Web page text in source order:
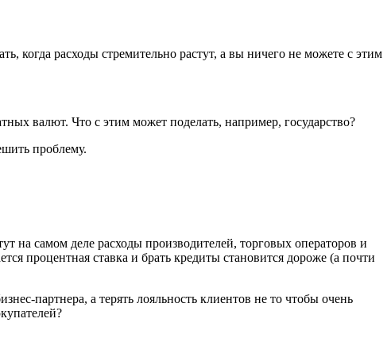
когда расходы стремительно растут, а вы ничего не можете с этим
валют. Что с этим может поделать, например, государство?
проблему.
на самом деле расходы производителей, торговых операторов и
процентная ставка и брать кредиты становится дороже (а почти
партнера, а терять лояльность клиентов не то чтобы очень